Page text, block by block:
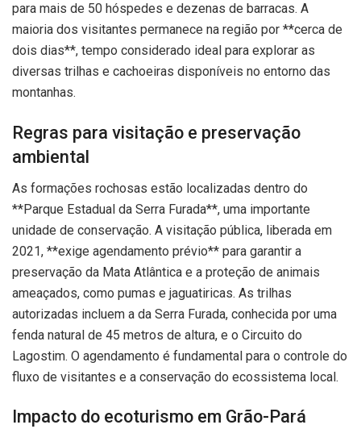
para mais de 50 hóspedes e dezenas de barracas. A
maioria dos visitantes permanece na região por **cerca de
dois dias**, tempo considerado ideal para explorar as
diversas trilhas e cachoeiras disponíveis no entorno das
montanhas.
Regras para visitação e preservação
ambiental
As formações rochosas estão localizadas dentro do
**Parque Estadual da Serra Furada**, uma importante
unidade de conservação. A visitação pública, liberada em
2021, **exige agendamento prévio** para garantir a
preservação da Mata Atlântica e a proteção de animais
ameaçados, como pumas e jaguatiricas. As trilhas
autorizadas incluem a da Serra Furada, conhecida por uma
fenda natural de 45 metros de altura, e o Circuito do
Lagostim. O agendamento é fundamental para o controle do
fluxo de visitantes e a conservação do ecossistema local.
Impacto do ecoturismo em Grão-Pará